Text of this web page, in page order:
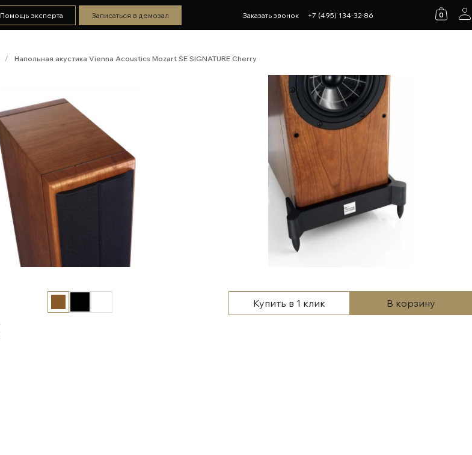
Помощь эксперта Записаться в демозал Заказать звонок +7 (495) 134-32-86 0
/ Напольная акустика Vienna Acoustics Mozart SE SIGNATURE Cherry
Купить в 1 клик В корзину